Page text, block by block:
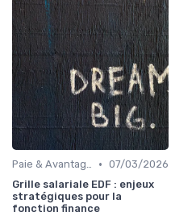
Paie & Avantages • 07/03/2026
Grille salariale EDF : enjeux
stratégiques pour la
fonction finance